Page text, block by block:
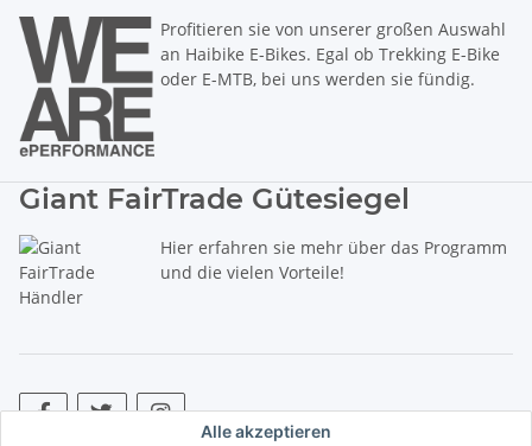
Alle akzeptieren
Profitieren sie von unserer großen Auswahl
an Haibike E-Bikes. Egal ob Trekking E-Bike
oder E-MTB, bei uns werden sie fündig.
Giant FairTrade Gütesiegel
Hier erfahren sie mehr über das Programm
und die vielen Vorteile!